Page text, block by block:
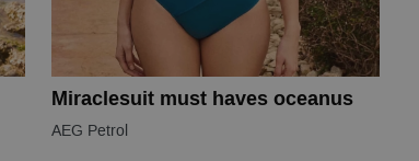
Miraclesuit must haves oceanus
AEG Petrol